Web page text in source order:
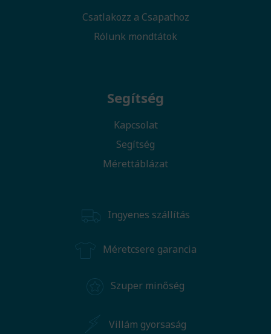
Csatlakozz a Csapathoz
Rólunk mondtátok
Segítség
Kapcsolat
Segítség
Mérettáblázat
Ingyenes szállítás
Méretcsere garancia
Szuper minőség
Villám gyorsaság